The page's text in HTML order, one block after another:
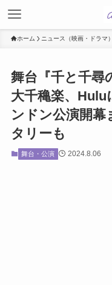
ホーム ニュース（映画・ドラマ）
舞台『千と千尋
大千穐楽、
ンドン公演開
タリーも
舞台・公演 2024.8.06